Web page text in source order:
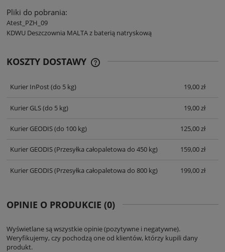
Pliki do pobrania:
Atest_PZH_09
KDWU Deszczownia MALTA z baterią natryskową
KOSZTY DOSTAWY
Kurier InPost(do 5 kg) 19,00 zł
Kurier GLS(do 5 kg) 19,00 zł
Kurier GEODIS(do 100 kg) 125,00 zł
Kurier GEODIS(Przesyłka całopaletowa do 450 kg) 159,00 zł
Kurier GEODIS(Przesyłka całopaletowa do 800 kg) 199,00 zł
OPINIE O PRODUKCIE (0)
Wyświetlane są wszystkie opinie (pozytywne i negatywne).
Weryfikujemy, czy pochodzą one od klientów, którzy kupili dany
produkt.